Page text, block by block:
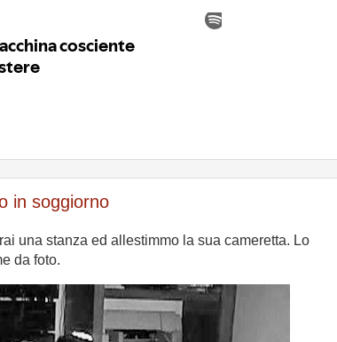
in soggiorno
una stanza ed allestimmo la sua cameretta. Lo
da foto.